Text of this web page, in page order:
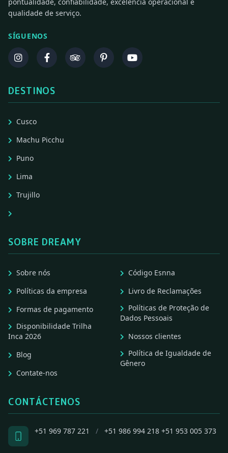
pontualidade, confiabilidade, excelência operacional e
qualidade de serviço.
SÍGUENOS
DESTINOS
Cusco
Machu Picchu
Puno
Lima
Trujillo
SOBRE DREAMY
Sobre nós
Políticas da empresa
Formas de pagamento
Disponibilidade Trilha
Inca 2026
Blog
Contate-nos
Código Esnna
Livro de Reclamações
Políticas de Proteção de
Dados Pessoais
Nossos clientes
Política de Igualdade de
Gênero
CONTÁCTENOS
+51 969 787 221 / +51 986 994 218 +51 953 005 373